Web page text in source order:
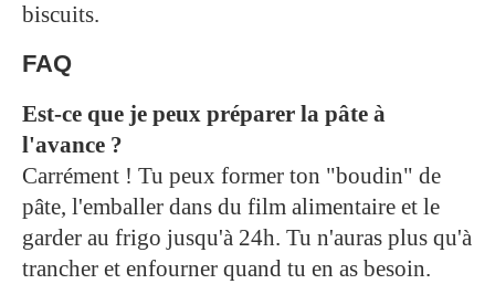
biscuits.
FAQ
Est-ce que je peux préparer la pâte à
l'avance ?
Carrément ! Tu peux former ton "boudin" de
pâte, l'emballer dans du film alimentaire et le
garder au frigo jusqu'à 24h. Tu n'auras plus qu'à
trancher et enfourner quand tu en as besoin.